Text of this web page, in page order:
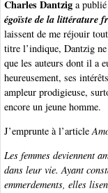
Charles Dantzig a
égoïste de la littérature
laissent de me réjouir
titre l’indique, Dantzig
que les auteurs dont il a
heureusement, ses
ampleur prodigieuse,
encore un jeune homme.
J’emprunte à l’article
Les femmes deviennent
dans leur vie. Ayant
emmerdements, elles